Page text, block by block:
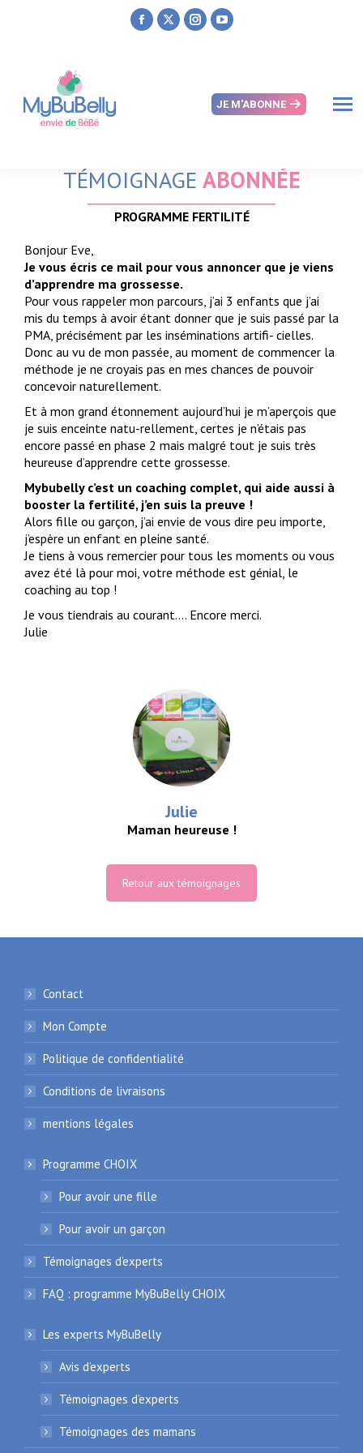
Facebook
X
Instagram
new
YouTube
new
JE M'ABONNE
TÉMOIGNAGE ABONNÉE
PROGRAMME FERTILITÉ
Bonjour Eve,
Je vous écris ce mail pour vous annoncer que je viens
d’apprendre ma grossesse.
Pour vous rappeler mon parcours, j’ai 3 enfants que j’ai
mis du temps à avoir étant donner que je suis passé par la
PMA, précisément par les inséminations artifi- cielles.
Donc au vu de mon passée, au moment de commencer la
méthode je ne croyais pas en mes chances de pouvoir
concevoir naturellement.
Et à mon grand étonnement aujourd’hui je m’aperçois que
je suis enceinte natu-rellement, certes je n’étais pas
encore passé en phase 2 mais malgré tout je suis très
heureuse d’apprendre cette grossesse.
Mybubelly c’est un coaching complet, qui aide aussi à
booster la fertilité, j’en suis la preuve !
Alors fille ou garçon, j’ai envie de vous dire peu importe,
j’espère un enfant en pleine santé.
Je tiens à vous remercier pour tous les moments ou vous
avez été là pour moi, votre méthode est génial, le
coaching au top !
Je vous tiendrais au courant…. Encore merci.
Julie
Julie
Maman heureuse !
Retour aux témoignages
Contact
Mon Compte
Politique de confidentialité
Conditions de livraisons
mentions légales
Programme CHOIX
Pour avoir une fille
Pour avoir un garçon
Témoignages d’experts
FAQ : programme MyBuBelly CHOIX
Les experts MyBuBelly
Avis d’experts
Témoignages d’experts
Témoignages des mamans